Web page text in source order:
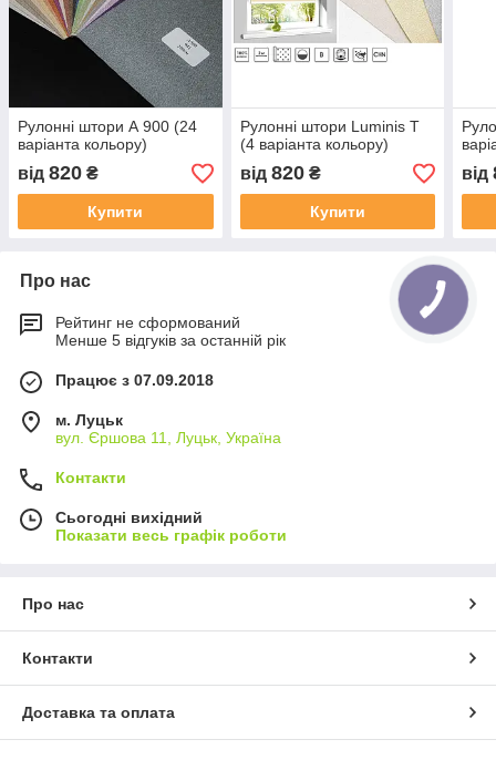
Рулонні штори А 900 (24
варіанта кольору)
від 820 ₴
Купити
Рулонні штори Luminis T
(4 варіанта кольору)
від 820₴
Купити
від
Про нас
Рейтинг не сформований
Менше 5 відгуків за останній рік
Працює з 07.09.2018
м. Луцьк
вул. Єршова 11, Луцьк, Україна
Контакти
Сьогодні вихідний
Показати весь графік роботи
Про нас
Контакти
Доставка та оплата